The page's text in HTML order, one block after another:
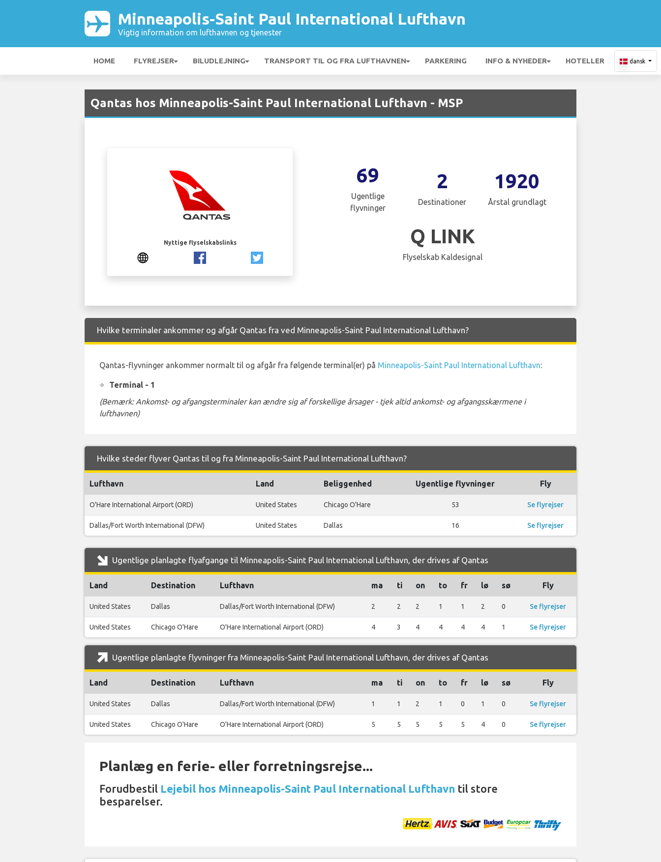
Minneapolis-Saint Paul International Lufthavn
Vigtig information om lufthavnen og tjenester
HOME FLYREJSER BILUDLEJNING TRANSPORT TIL OG FRA LUFTHAVNEN PARKERING INFO & NYHEDER HOTELLER dansk
Qantas hos Minneapolis-Saint Paul International Lufthavn - MSP
Nyttige flyselskabslinks
69
Ugentlige
flyvninger
2
Destinationer
1920
Årstal grundlagt
Q LINK
Flyselskab Kaldesignal
Hvilke terminaler ankommer og afgår Qantas fra ved Minneapolis-Saint Paul International Lufthavn?
Qantas-flyvninger ankommer normalt til og afgår fra følgende terminal(er) på Minneapolis-Saint Paul International Lufthavn:
Terminal - 1
(Bemærk: Ankomst- og afgangsterminaler kan ændre sig af forskellige årsager - tjek altid ankomst- og afgangsskærmene i
lufthavnen)
Hvilke steder flyver Qantas til og fra Minneapolis-Saint Paul International Lufthavn?
Lufthavn Land Beliggenhed Ugentlige flyvninger Fly
O'Hare International Airport (ORD) United States Chicago O'Hare 53 Se flyrejser
Dallas/Fort Worth International (DFW) United States Dallas 16 Se flyrejser
Ugentlige planlagte flyafgange til Minneapolis-Saint Paul International Lufthavn, der drives af Qantas
Land Destination Lufthavn ma ti on to fr lø sø Fly
United States Dallas Dallas/Fort Worth International (DFW) 2 2 2 1 1 2 0 Se flyrejser
United States Chicago O'Hare O'Hare International Airport (ORD) 4 3 4 4 4 4 1 Se flyrejser
Ugentlige planlagte flyvninger fra Minneapolis-Saint Paul International Lufthavn, der drives af Qantas
Land Destination Lufthavn ma ti on to fr lø sø Fly
United States Dallas Dallas/Fort Worth International (DFW) 1 1 2 1 0 1 0 Se flyrejser
United States Chicago O'Hare O'Hare International Airport (ORD) 5 5 5 5 5 4 0 Se flyrejser
Planlæg en ferie- eller forretningsrejse...
Forudbestil Lejebil hos Minneapolis-Saint Paul International Lufthavn til store
besparelser.